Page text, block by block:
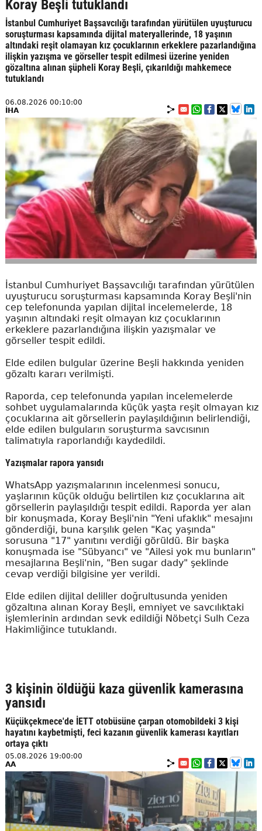
Koray Beşli tutuklandı
İstanbul Cumhuriyet Başsavcılığı tarafından yürütülen uyuşturucu
soruşturması kapsamında dijital materyallerinde, 18 yaşının
altındaki reşit olamayan kız çocuklarının erkeklere pazarlandığına
ilişkin yazışma ve görseller tespit edilmesi üzerine yeniden
gözaltına alınan şüpheli Koray Beşli, çıkarıldığı mahkemece
tutuklandı
06.08.2026 00:10:00
İHA
İstanbul Cumhuriyet Başsavcılığı tarafından yürütülen
uyuşturucu soruşturması kapsamında Koray Beşli'nin
cep telefonunda yapılan dijital incelemelerde, 18
yaşının altındaki reşit olmayan kız çocuklarının
erkeklere pazarlandığına ilişkin yazışmalar ve
görseller tespit edildi.
Elde edilen bulgular üzerine Beşli hakkında yeniden
gözaltı kararı verilmişti.
Raporda, cep telefonunda yapılan incelemelerde
sohbet uygulamalarında küçük yaşta reşit olmayan kız
çocuklarına ait görsellerin paylaşıldığının belirlendiği,
elde edilen bulguların soruşturma savcısının
talimatıyla raporlandığı kaydedildi.
Yazışmalar rapora yansıdı
WhatsApp yazışmalarının incelenmesi sonucu,
yaşlarının küçük olduğu belirtilen kız çocuklarına ait
görsellerin paylaşıldığı tespit edildi. Raporda yer alan
bir konuşmada, Koray Beşli'nin "Yeni ufaklık" mesajını
gönderdiği, buna karşılık gelen "Kaç yaşında"
sorusuna "17" yanıtını verdiği görüldü. Bir başka
konuşmada ise "Sübyancı" ve "Ailesi yok mu bunların"
mesajlarına Beşli'nin, "Ben sugar dady" şeklinde
cevap verdiği bilgisine yer verildi.
Elde edilen dijital deliller doğrultusunda yeniden
gözaltına alınan Koray Beşli, emniyet ve savcılıktaki
işlemlerinin ardından sevk edildiği Nöbetçi Sulh Ceza
Hakimliğince tutuklandı.
3 kişinin öldüğü kaza güvenlik kamerasına
yansıdı
Küçükçekmece'de İETT otobüsüne çarpan otomobildeki 3 kişi
hayatını kaybetmişti, feci kazanın güvenlik kamerası kayıtları
ortaya çıktı
05.08.2026 19:00:00
AA